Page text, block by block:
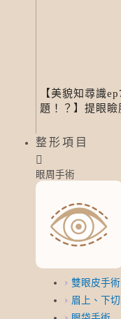
【美貌知尋識
題！？】提眼瞼
整形項目
眼周手術
雙眼皮手術
眉上、下